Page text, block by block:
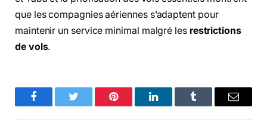
que les compagnies aériennes s’adaptent pour
maintenir un service minimal malgré les restrictions
de vols.
FacebookTwitter Pinterest LinkedInTumblr Email